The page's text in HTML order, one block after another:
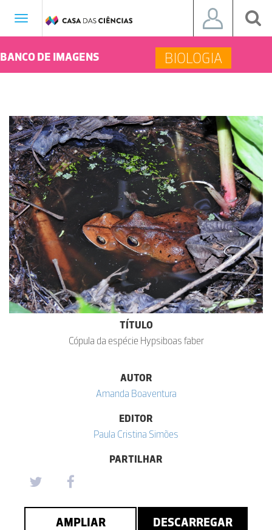
Toggle
BANCO DE IMAGENS BIOLOGIA
TÍTULO
Cópula da espécie Hypsiboas faber
AUTOR
Amanda Boaventura
EDITOR
Paula Cristina Simões
PARTILHAR
AMPLIAR DESCARREGAR